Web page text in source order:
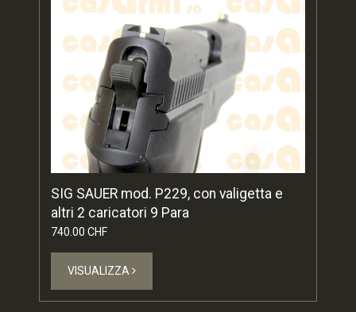
SIG SAUER mod. P229, con valigetta e
altri 2 caricatori 9 Para
740.00 CHF
VISUALIZZA